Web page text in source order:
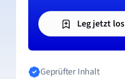
Leg jetzt los
Geprüfter Inhalt